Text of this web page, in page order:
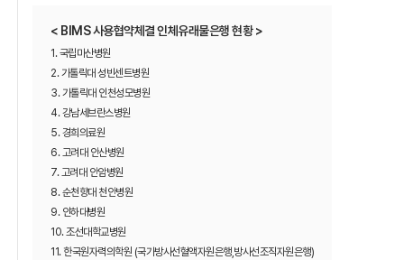
< BIMS 사용협약체결 인체유래물은행 현황 >
1. 국립마산병원
2. 가톨릭대 성빈센트병원
3. 가톨릭대 인천성모병원
4. 강남세브란스병원
5. 경희의료원
6. 고려대 안산병원
7. 고려대 안암병원
8. 순천향대 천안병원
9. 인하대병원
10. 조선대학교병원
11. 한국원자력의학원 (국가방사선혈액자원은행,방사선조직자원은행)